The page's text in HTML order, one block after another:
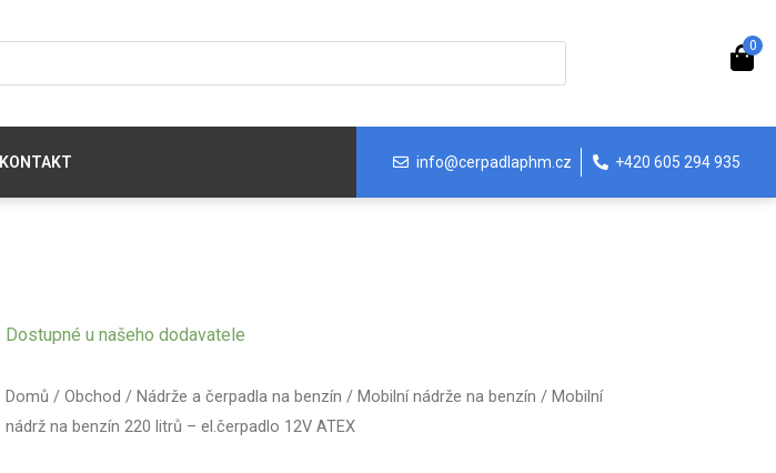
0
KONTAKT info@cerpadlaphm.cz +420 605 294 935
Domů / Obchod / Nádrže a čerpadla na benzín / Mobilní nádrže na benzín / Mobilní
nádrž na benzín 220 litrů – el.čerpadlo 12V ATEX
Dostupné u našeho dodavatele